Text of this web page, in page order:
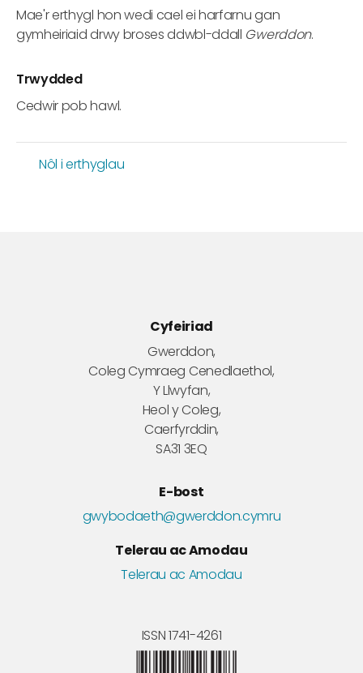
Mae'r erthygl hon wedi cael ei harfarnu gan
gymheiriaid drwy broses ddwbl-ddall Gwerddon.
Trwydded
Cedwir pob hawl.
Nôl i erthyglau
Cyfeiriad
Gwerddon,
Coleg Cymraeg Cenedlaethol,
Y Llwyfan,
Heol y Coleg,
Caerfyrddin,
SA31 3EQ
E-bost
gwybodaeth@gwerddon.cymru
Telerau ac Amodau
Telerau ac Amodau
ISSN 1741-4261